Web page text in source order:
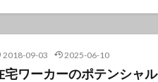
2018-09-03 2025-06-10
宅ワーカーのポテンシャル